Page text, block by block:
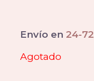
Envío en 24-72
Agotado